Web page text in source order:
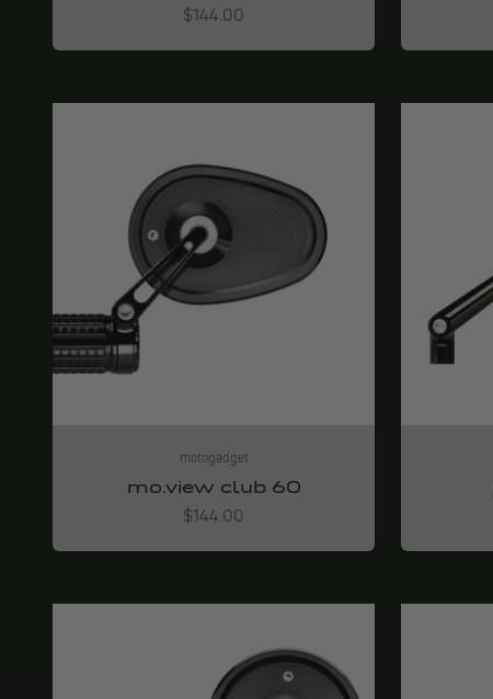
Angebot
$144.00
motogadget
mo.view club 60
Angebot
$144.00